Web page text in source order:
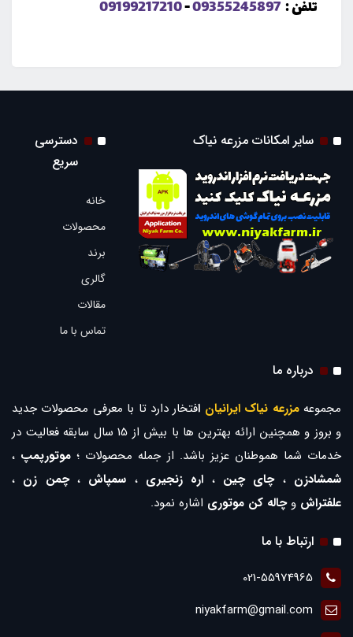
تلفن :09355245897
-
09199217210
سایر امکانات مزرعه نیاک
دسترسی
سریع
خانه
محصولات
برند
گالری
مقالات
تماس با ما
درباره ما
مجموعهمزرعه نیاک ایرانیان افتخار دارد تا با معرفی محصولات جدید
و بروز و همچنین ارائه بهترین ها با بیش از 15 سال سابقه فعالیت در
خدمات شما هموطنان عزیز باشد. از جمله محصولات ؛ موتورپمپ ،
شمشادزن ،چای چین ، اره زنجیری ، سمپاش ،چمن زن ،
علفتراش وچاله کن موتوری اشاره نمود.
ارتباط با ما
021-55974965
niyakfarm@gmail.com